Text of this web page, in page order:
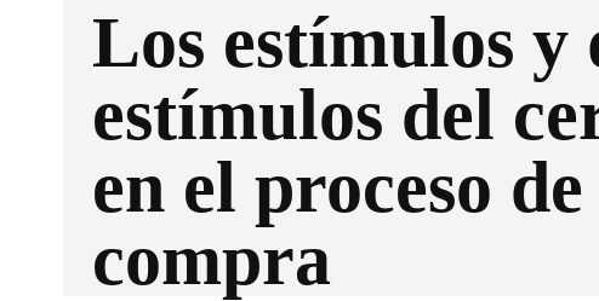
Los estímulos y
estímulos del
en el proceso de
compra